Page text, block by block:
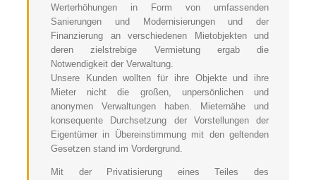
Werterhöhungen in Form von umfassenden
Sanierungen und Modernisierungen und der
Finanzierung an verschiedenen Mietobjekten und
deren zielstrebige Vermietung ergab die
Notwendigkeit der Verwaltung.
Unsere Kunden wollten für ihre Objekte und ihre
Mieter nicht die großen, unpersönlichen und
anonymen Verwaltungen haben. Mieternähe und
konsequente Durchsetzung der Vorstellungen der
Eigentümer in Übereinstimmung mit den geltenden
Gesetzen stand im Vordergrund.
Mit der Privatisierung eines Teiles des